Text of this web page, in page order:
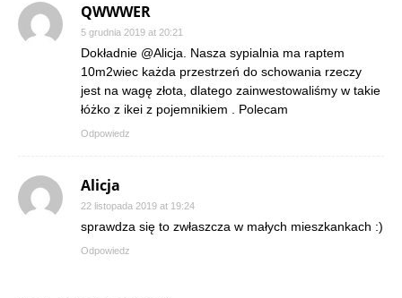
QWWWER
5 grudnia 2019 at 20:21
Dokładnie @Alicja. Nasza sypialnia ma raptem
10m2wiec każda przestrzeń do schowania rzeczy
jest na wagę złota, dlatego zainwestowaliśmy w takie
łóżko z ikei z pojemnikiem . Polecam
Odpowiedz
Alicja
22 listopada 2019 at 19:24
sprawdza się to zwłaszcza w małych mieszkankach :)
Odpowiedz